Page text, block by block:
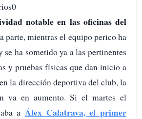
notable en las oficinas del
parte, mientras el equipo perico ha
ha sometido ya a las pertinentes
y pruebas físicas que dan inicio a
la dirección deportiva del club, la
va en aumento. Si el martes el
a Álex Calatrava, el primer